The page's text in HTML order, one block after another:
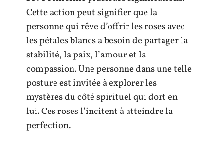
Cette action peut signifier que la
personne qui rêve d’offrir les roses avec
les pétales blancs a besoin de partager la
stabilité, la paix, l’amour et la
compassion. Une personne dans une telle
posture est invitée à explorer les
mystères du côté spirituel qui dort en
lui. Ces roses l’incitent à atteindre la
perfection.